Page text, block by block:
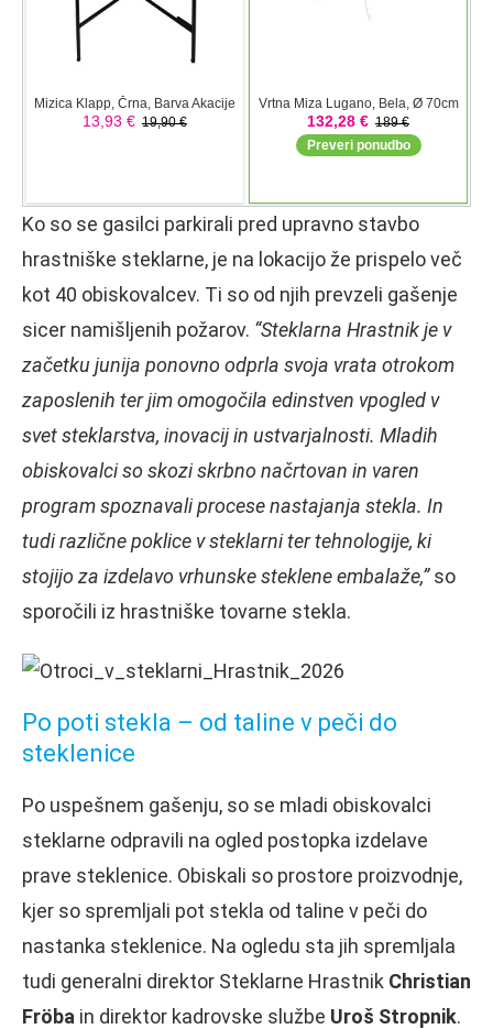
Ko so se gasilci parkirali pred upravno stavbo
hrastniške steklarne, je na lokacijo že prispelo več
kot 40 obiskovalcev. Ti so od njih prevzeli gašenje
sicer namišljenih požarov. “Steklarna Hrastnik je v
začetku junija ponovno odprla svoja vrata otrokom
zaposlenih ter jim omogočila edinstven vpogled v
svet steklarstva, inovacij in ustvarjalnosti. Mladih
obiskovalci so skozi skrbno načrtovan in varen
program spoznavali procese nastajanja stekla. In
tudi različne poklice v steklarni ter tehnologije, ki
stojijo za izdelavo vrhunske steklene embalaže,”so
sporočili iz hrastniške tovarne stekla.
Po poti stekla – od taline v peči do
steklenice
Po uspešnem gašenju, so se mladi obiskovalci
steklarne odpravili na ogled postopka izdelave
prave steklenice. Obiskali so prostore proizvodnje,
kjer so spremljali pot stekla od taline v peči do
nastanka steklenice. Na ogledu sta jih spremljala
tudi generalni direktor Steklarne Hrastnik Christian
Fröba in direktor kadrovske službe Uroš Stropnik.